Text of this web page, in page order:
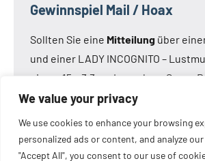
We value your privacy
We use cookies to enhance your browsing
personalized ads or content, and analyze
"Accept All", you consent to our use of
Gewinnspiel Mail / Hoax
Sollten Sie eine Mitteilung über
und einer LADY INCOGNITO –
einem 15 x 3,3 cm Loveclone Super
oder was immer den Kameraden
Mail ist eine Fälschung.